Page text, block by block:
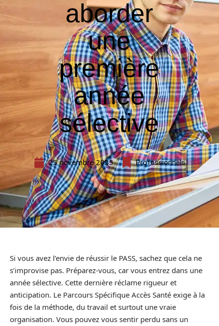
aborder
une
première
année
sélective
25 novembre 2025 Professionnels
Si vous avez l’envie de réussir le PASS, sachez que cela ne
s’improvise pas. Préparez-vous, car vous entrez dans une
année sélective. Cette dernière réclame rigueur et
anticipation. Le Parcours Spécifique Accès Santé exige à la
fois de la méthode, du travail et surtout une vraie
organisation. Vous pouvez vous sentir perdu sans un